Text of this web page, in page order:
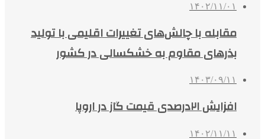
۱۴۰۲/۱۱/۰۱
مقابله با چالش‌های تغییرات اقلیمی با تولید
بذرهای مقاوم به خشکسالی در کشور
۱۴۰۳/۰۹/۱۱
افزایش ۲۱درصدی قیمت گاز در اروپا
۱۴۰۲/۱۱/۱۱